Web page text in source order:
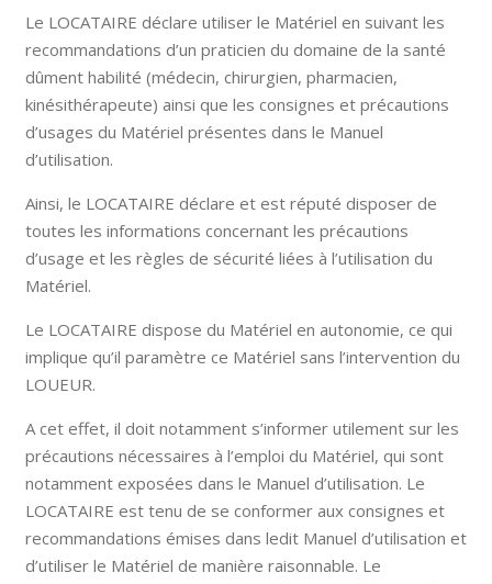
Le LOCATAIRE déclare utiliser le Matériel en suivant les
recommandations d’un praticien du domaine de la santé
dûment habilité (médecin, chirurgien, pharmacien,
kinésithérapeute) ainsi que les consignes et précautions
d’usages du Matériel présentes dans le Manuel
d’utilisation.
Ainsi, le LOCATAIRE déclare et est réputé disposer de
toutes les informations concernant les précautions
d’usage et les règles de sécurité liées à l’utilisation du
Matériel.
Le LOCATAIRE dispose du Matériel en autonomie, ce qui
implique qu’il paramètre ce Matériel sans l’intervention du
LOUEUR.
A cet effet, il doit notamment s’informer utilement sur les
précautions nécessaires à l’emploi du Matériel, qui sont
notamment exposées dans le Manuel d’utilisation. Le
LOCATAIRE est tenu de se conformer aux consignes et
recommandations émises dans ledit Manuel d’utilisation et
d’utiliser le Matériel de manière raisonnable. Le